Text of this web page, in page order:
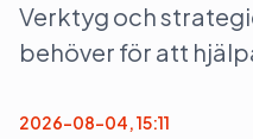
Verktyg och
behöver för att
2026-08-04, 15:11